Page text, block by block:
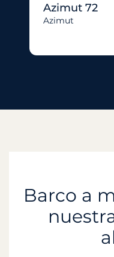
Azimut 72
Azimut
Barco a